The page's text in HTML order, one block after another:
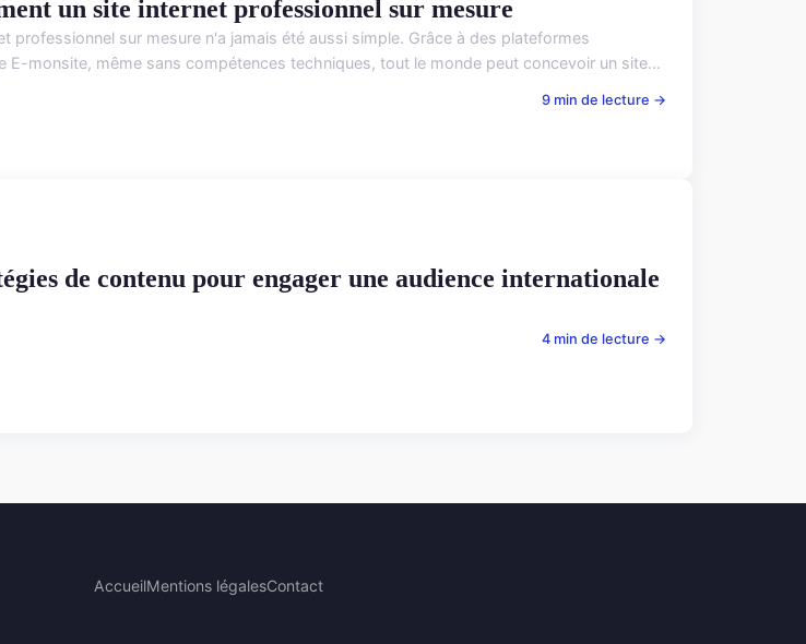
un site internet professionnel sur mesure
professionnel sur mesure n'a jamais été aussi simple. Grâce à des plateformes
E-monsite, même sans compétences techniques, tout le monde peut concevoir un site...
9 min de lecture →
de contenu pour engager une audience internationale
4 min de lecture →
AccueilMentions légalesContact